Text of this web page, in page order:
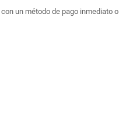
un método de pago inmediato